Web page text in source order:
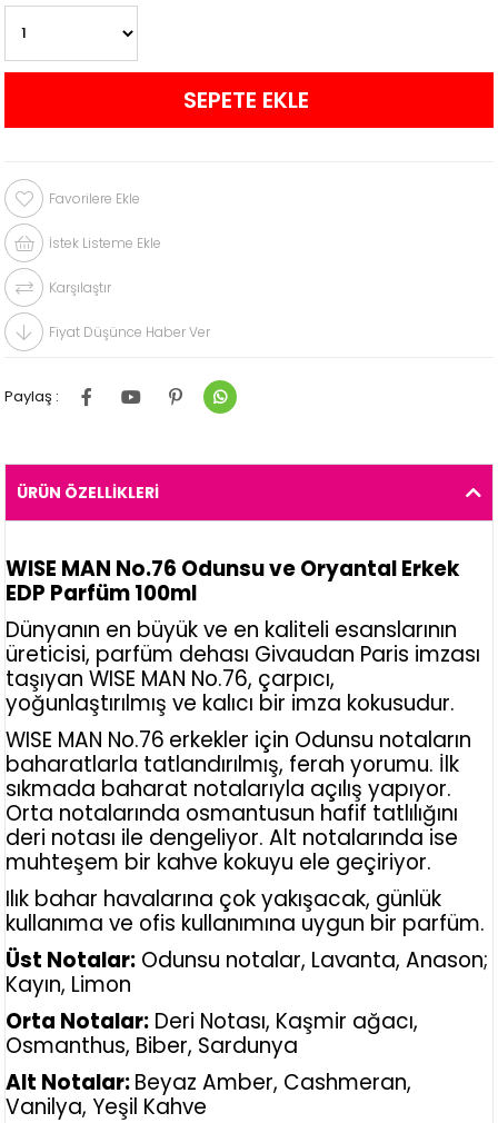
Favorilere Ekle
İstek Listeme Ekle
Karşılaştır
Fiyat Düşünce Haber Ver
Paylaş :
ÜRÜN ÖZELLIKLERI
WISE MAN No.76 Odunsu ve Oryantal Erkek
EDP Parfüm 100ml
Dünyanın en büyük ve en kaliteli esanslarının
üreticisi, parfüm dehası Givaudan Paris imzası
taşıyan WISE MAN No.76, çarpıcı,
yoğunlaştırılmış ve kalıcı bir imza kokusudur.
WISE MAN No.76 erkekler için Odunsu notaların
baharatlarla tatlandırılmış, ferah yorumu. İlk
sıkmada baharat notalarıyla açılış yapıyor.
Orta notalarında osmantusun hafif tatlılığını
deri notası ile dengeliyor. Alt notalarında ise
muhteşem bir kahve kokuyu ele geçiriyor.
Ilık bahar havalarına çok yakışacak, günlük
kullanıma ve ofis kullanımına uygun bir parfüm.
Üst Notalar: Odunsu notalar, Lavanta, Anason;
Kayın, Limon
Orta Notalar: Deri Notası, Kaşmir ağacı,
Osmanthus, Biber, Sardunya
Alt Notalar:Beyaz Amber, Cashmeran,
Vanilya, Yeşil Kahve